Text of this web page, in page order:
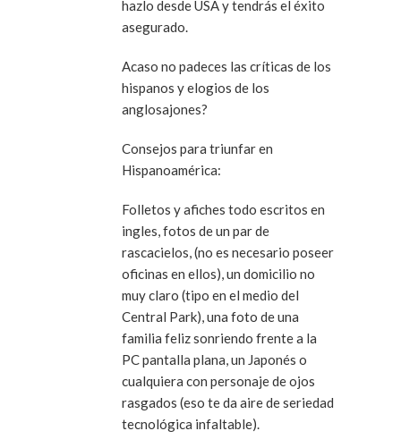
hazlo desde USA y tendrás el éxito
asegurado.
Acaso no padeces las críticas de los
hispanos y elogios de los
anglosajones?
Consejos para triunfar en
Hispanoamérica:
Folletos y afiches todo escritos en
ingles, fotos de un par de
rascacielos, (no es necesario poseer
oficinas en ellos), un domicilio no
muy claro (tipo en el medio del
Central Park), una foto de una
familia feliz sonriendo frente a la
PC pantalla plana, un Japonés o
cualquiera con personaje de ojos
rasgados (eso te da aire de seriedad
tecnológica infaltable).